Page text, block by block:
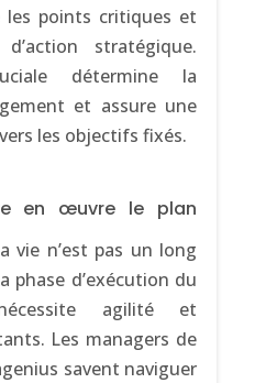
points critiques et
stratégique.
détermine la
et assure une
les objectifs fixés.
en œuvre le plan
vie n’est pas un long
phase d’exécution du
agilité et
Les managers de
savent naviguer